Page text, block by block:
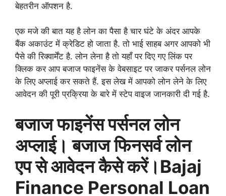
बेहतरीन ऑपशन है.
एक मजे की बात यह है लोन का पैसा है चार घंटे के अंदर आपके
बैंक अकाउंट में क्रेडिट हो जाता है. तो भाई साहब अगर आपको भी
पैसे की रिक्वार्मेंट है. लोन लेना है तो यहाँ पर दिए गए लिंक पर
क्लिक कर आप बजाज फाइनेंस के वेबसाइट पर जाकर पर्सनल लोन
के लिए अप्लाई कर सकते हैं.इस लेख में आपको लोन लेने के लिए
आवेदन की पूरी प्रक्रिया के बारे में स्टेप वाइज जानकारी दी गई है.
बजाज फाइनेंस पर्सनल लोन
अप्लाई। बजाज फिनसर्व लोन
एप से आवेदन कैसे करें।Bajaj
Finance Personal Loan